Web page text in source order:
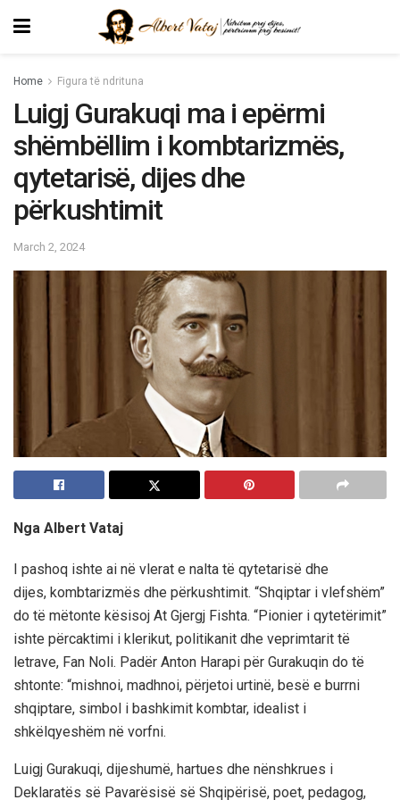
Home Figura të ndrituna
Luigj Gurakuqi ma i epërmi
shëmbëllim i kombtarizmës,
qytetarisë, dijes dhe
përkushtimit
March 2, 2024
Nga Albert Vataj
I pashoq ishte ai në vlerat e nalta të qytetarisë dhe
dijes, kombtarizmës dhe përkushtimit. “Shqiptar i vlefshëm”
do të mëtonte kësisoj At Gjergj Fishta. “Pionier i qytetërimit”
ishte përcaktimi i klerikut, politikanit dhe veprimtarit të
letrave, Fan Noli. Padër Anton Harapi për Gurakuqin do të
shtonte: “mishnoi, madhnoi, përjetoi urtinë, besë e burrni
shqiptare, simbol i bashkimit kombtar, idealist i
shkëlqyeshëm në vorfni.
Luigj Gurakuqi, dijeshumë, hartues dhe nënshkrues i
Deklaratës së Pavarësisë së Shqipërisë, poet, pedagog,